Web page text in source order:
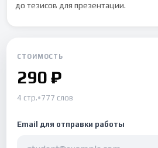
до тезисов для презентации.
СТОИМОСТЬ
290 ₽
4 стр.•777 слов
Email для отправки работы